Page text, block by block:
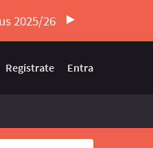
2025/26
llengua Elegir el idioma
Regístrate Entra